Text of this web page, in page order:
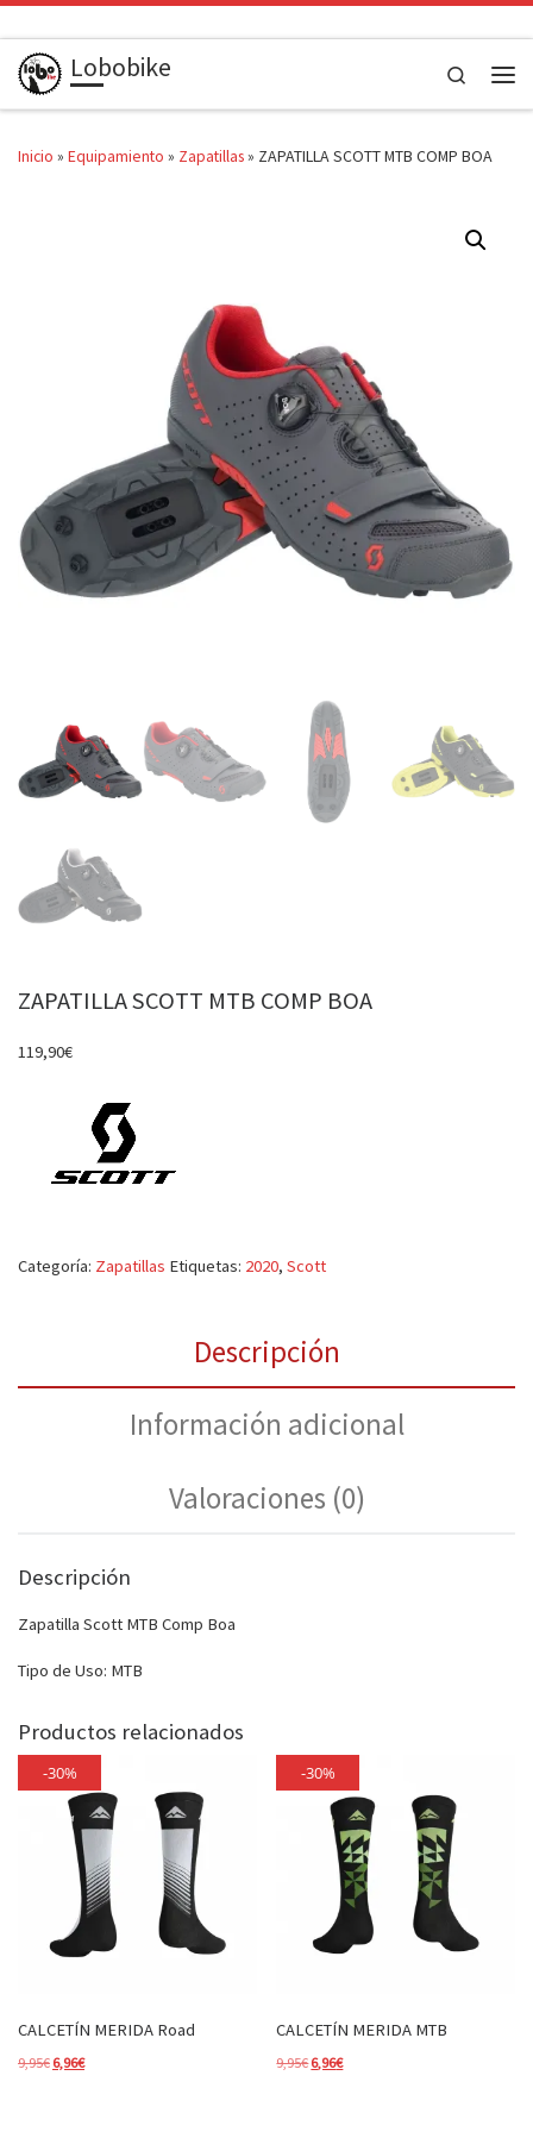
Saltar al contenido
Lobobike
Search
Inicio » Equipamiento » Zapatillas» ZAPATILLA SCOTT MTB COMP BOA
ZAPATILLA SCOTT MTB COMP BOA
119,90€
Categoría: Zapatillas Etiquetas: 2020, Scott
Descripción
Información adicional
Valoraciones (0)
Descripción
Zapatilla Scott MTB Comp Boa
Tipo de Uso: MTB
Productos relacionados
-30%
CALCETÍN MERIDA Road
9,95€ El precio original era: 9,95€.
6,96€El precio actual es: 6,96€.
-30%
CALCETÍN MERIDA MTB
9,95€El precio original era: 9,95€.
6,96€El precio actual es: 6,96€.